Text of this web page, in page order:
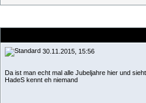
30.11.2015, 15:56
Da ist man echt mal alle Jubeljahre hier und
HadeS kennt eh niemand